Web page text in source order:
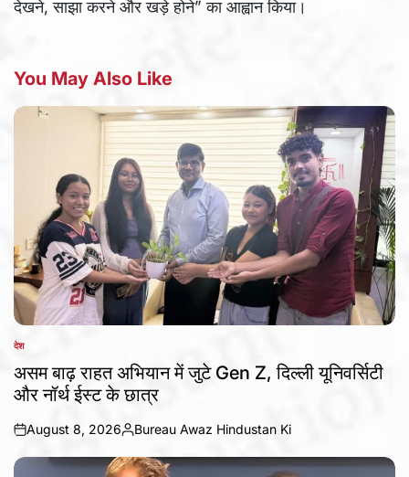
देखने, साझा करने और खड़े होने” का आह्वान किया।
You May Also Like
POSTED
IN
देश
असम बाढ़ राहत अभियान में जुटे Gen Z, दिल्ली यूनिवर्सिटी
और नॉर्थ ईस्ट के छात्र
on
August 8, 2026
Posted
by
Bureau Awaz Hindustan Ki